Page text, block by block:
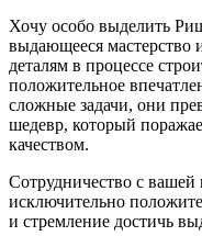
Хочу особо выделить
выдающееся мастерство
деталям в процессе
положительное
сложные задачи, они
шедевр, который
качеством.
Сотрудничество с
исключительно
и стремление достичь